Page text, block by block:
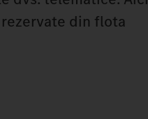
din flota